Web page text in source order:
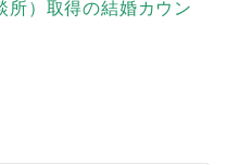
所）取得の結婚カウン